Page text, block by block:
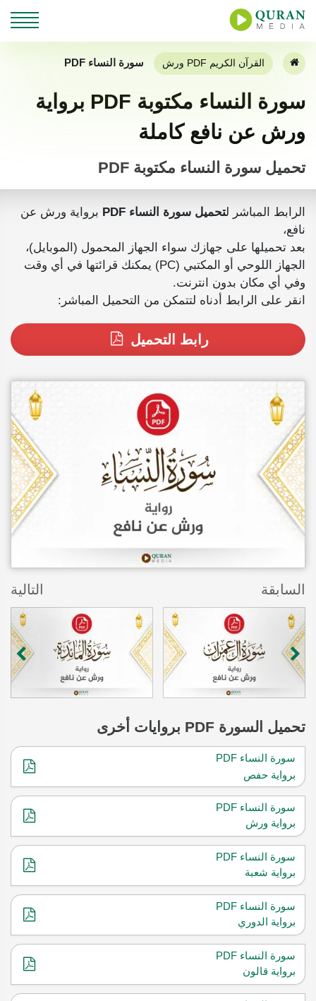
القرآن الكريم PDF ورش سورة النساء PDF
سورة النساء مكتوبة PDF برواية
ورش عن نافع كاملة
تحميل سورة النساء مكتوبة PDF
الرابط المباشر لتحميل سورة النساء PDF
برواية ورش عن
نافع،
بعد تحميلها على جهازك سواء الجهاز المحمول (الموبايل)،
الجهاز اللوحي أو المكتبي (PC) يمكنك قرائتها في أي وقت
وفي أي مكان بدون انترنت.
انقر على الرابط أدناه لتتمكن من التحميل المباشر:
رابط التحميل
السابقة التالية
تحميل السورة
سورة النساء PDF
برواية حفص
سورة النساء PDF
برواية ورش
سورة النساء PDF
برواية شعبة
سورة النساء PDF
برواية الدوري
سورة النساء PDF
برواية قالون